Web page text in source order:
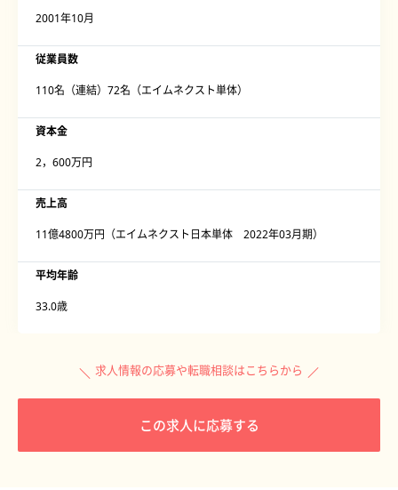
2001年10月
従業員数
110名（連結）72名（エイムネクスト単体）
資本金
2，600万円
売上高
11億4800万円（エイムネクスト日本単体 2022年03月期）
平均年齢
33.0歳
求人情報の応募や転職相談はこちらから
この求人に応募する